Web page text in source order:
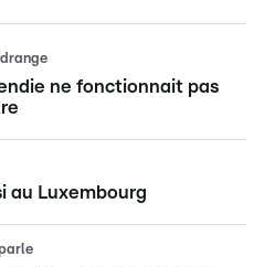
ne fonctionnait pas
au Luxembourg